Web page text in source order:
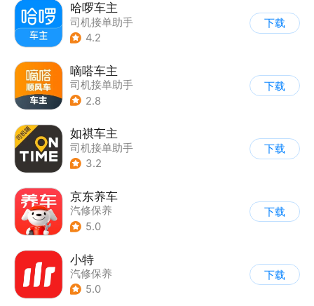
哈啰车主
司机接单助手
4.2
下载
嘀嗒车主
司机接单助手
2.8
下载
如祺车主
司机接单助手
3.2
下载
京东养车
汽修保养
5.0
下载
小特
汽修保养
5.0
下载